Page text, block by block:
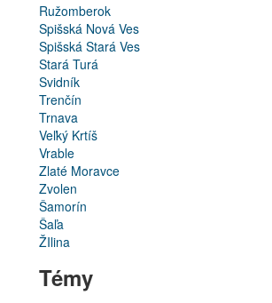
Ružomberok
Spišská Nová Ves
Spišská Stará Ves
Stará Turá
Svidník
Trenčín
Trnava
Veľký Krtíš
Vrable
Zlaté Moravce
Zvolen
Šamorín
Šaľa
ŽIlina
Témy